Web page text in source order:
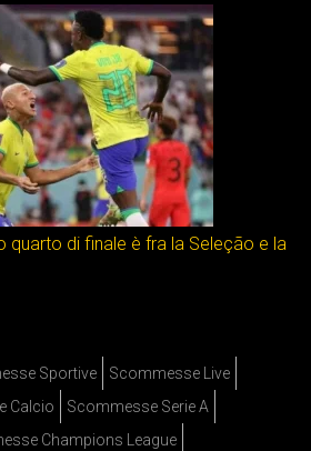
quarto di finale è fra la Seleção e la
Sportive
Scommesse Live
Calcio
Scommesse Serie A
Champions League